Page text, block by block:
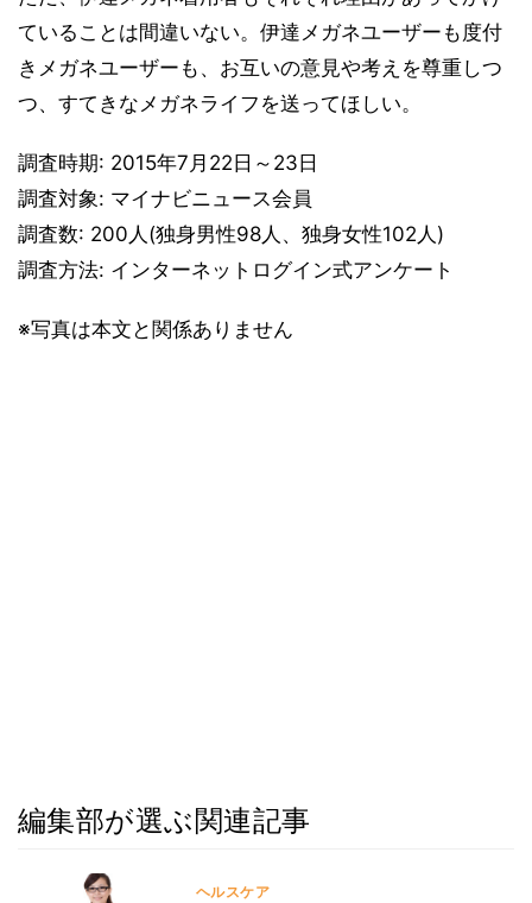
ていることは間違いない。伊達メガネユーザーも度付
きメガネユーザーも、お互いの意見や考えを尊重しつ
つ、すてきなメガネライフを送ってほしい。
調査時期: 2015年7月22日～23日
調査対象: マイナビニュース会員
調査数: 200人(独身男性98人、独身女性102人)
調査方法: インターネットログイン式アンケート
※写真は本文と関係ありません
編集部が選ぶ関連記事
ヘルスケア